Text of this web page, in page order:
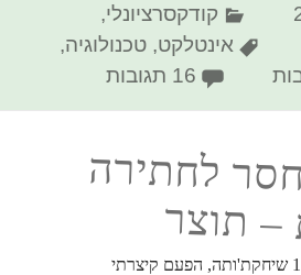
קטגוריות
קודקסרציונלי,
תגיות
אינטלקט, טכנולוגיה,
16 תגובות על הקודקס
לחתירה
– תוצר
שיחקת'ותה, הפעם קיצרתי